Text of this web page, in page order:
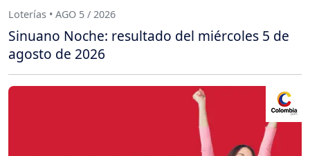
Loterías • AGO 5 / 2026
Sinuano Noche: resultado del miércoles 5 de
agosto de 2026